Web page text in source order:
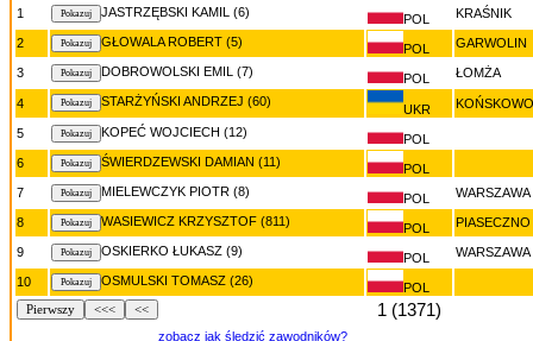
1
JASTRZĘBSKI KAMIL (6) POL KRAŚNIK
2 GŁOWALA ROBERT (5) POL GARWOLIN
3 DOBROWOLSKI EMIL (7) POL ŁOMŻA
4 STARŻYŃSKI ANDRZEJ (60)
UKR
5 KOPEĆ WOJCIECH (12)
POL
6
ŚWIERDZEWSKI DAMIAN (11)
POL
7
MIELEWCZYK PIOTR (8) POL WARSZAWA
8 WASIEWICZ KRZYSZTOF (811) POL PIASECZNO
9 OSKIERKO ŁUKASZ (9) POL WARSZAWA
10 OSMULSKI TOMASZ (26) POL
Pierwszy <<< << 1 (1371)
zobacz jak śledzić zawodników?